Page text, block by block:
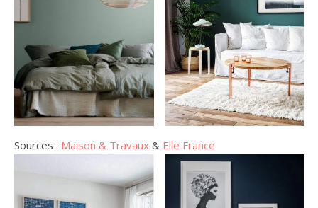
Sources : Maison & Travaux & Elle France